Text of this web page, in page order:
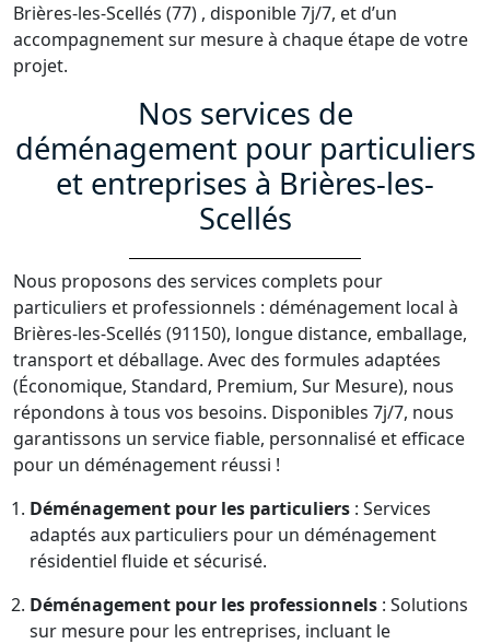
Brières-les-Scellés (77) , disponible 7j/7, et d’un
accompagnement sur mesure à chaque étape de votre
projet.
Nos services de
déménagement pour particuliers
et entreprises à Brières-les-
Scellés
Nous proposons des services complets pour
particuliers et professionnels : déménagement local à
Brières-les-Scellés (91150), longue distance, emballage,
transport et déballage. Avec des formules adaptées
(Économique, Standard, Premium, Sur Mesure), nous
répondons à tous vos besoins. Disponibles 7j/7, nous
garantissons un service fiable, personnalisé et efficace
pour un déménagement réussi !
Déménagement pour les particuliers : Services
adaptés aux particuliers pour un déménagement
résidentiel fluide et sécurisé.
Déménagement pour les professionnels : Solutions
sur mesure pour les entreprises, incluant le